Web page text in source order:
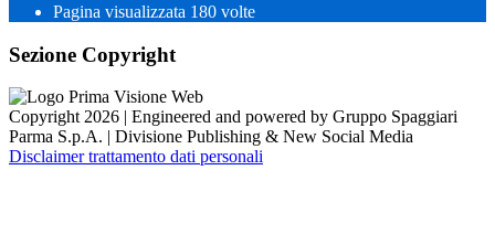
Pagina visualizzata 180 volte
Sezione Copyright
Copyright 2026 | Engineered and powered by Gruppo Spaggiari
Parma S.p.A. | Divisione Publishing & New Social Media
Disclaimer trattamento dati personali